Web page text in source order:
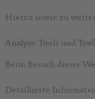
Hierzu sowie zu
Analyse-Tools und
Beim Besuch dieser
Detaillierte